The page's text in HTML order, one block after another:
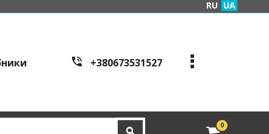
RU UA
+380673531527
edveri.kyiv@gmail.com
0